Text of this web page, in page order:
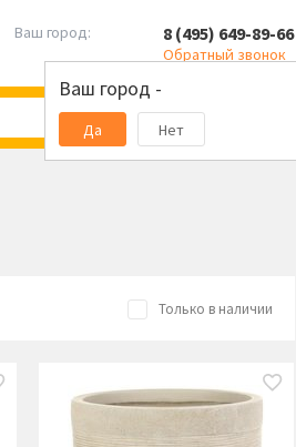
Ваш город:
Ваш город -
Да Нет
8 (495) 649-89-66
Обратный звонок
Только в наличии